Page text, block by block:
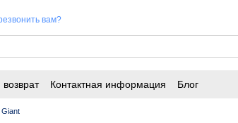
вам?
Контактная информация Блог
Giant